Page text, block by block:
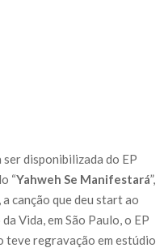
ser disponibilizada do EP
“Yahweh Se Manifestará”,
, a canção que deu start ao
Vida, em São Paulo, o EP
teve regravação em estúdio